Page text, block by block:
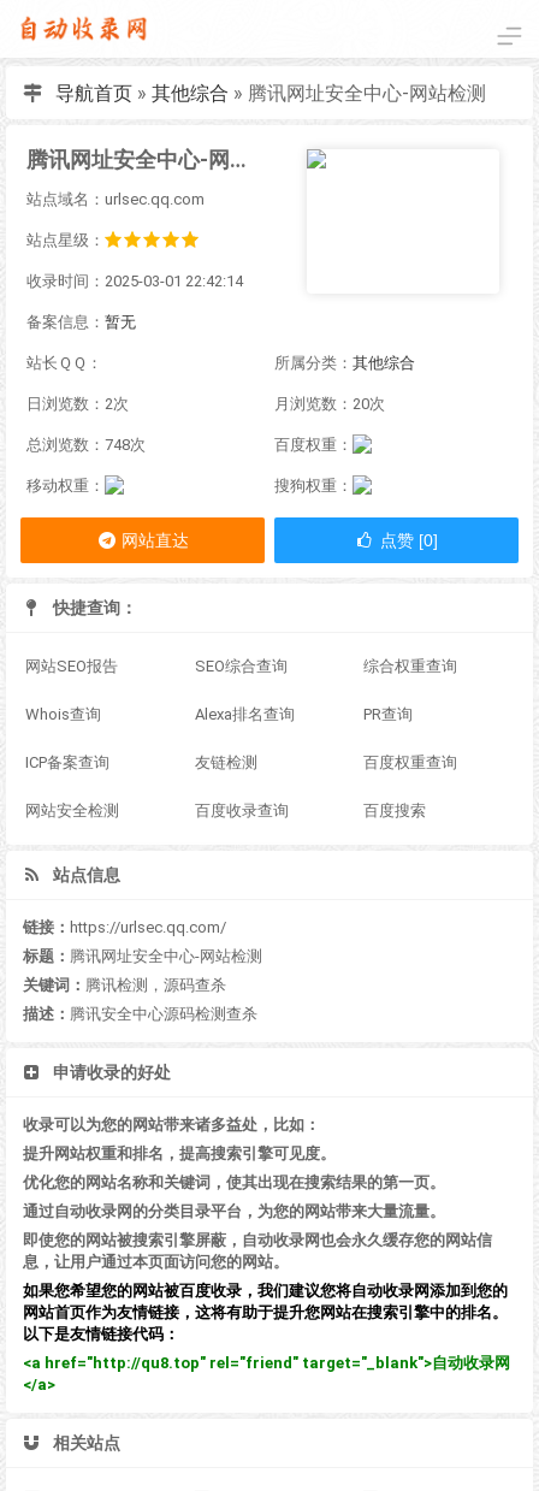
导航首页» 其他综合 » 腾讯网址安全中心-网站检测
腾讯网址安全中心-网站检测
站点域名：urlsec.qq.com
站点星级：
收录时间：2025-03-01 22:42:14
备案信息： 暂无
站长ＱＱ： 所属分类： 其他综合
日浏览数：2次 月浏览数：20次
总浏览数：748次 百度权重：
移动权重： 搜狗权重：
网站直达 点赞 [0]
快捷查询：
网站SEO报告 SEO综合查询 综合权重查询
Whois查询 Alexa排名查询 PR查询
ICP备案查询 友链检测 百度权重查询
网站安全检测 百度收录查询 百度搜索
站点信息
链接： https://urlsec.qq.com/
标题： 腾讯网址安全中心-网站检测
关键词： 腾讯检测，源码查杀
描述： 腾讯安全中心源码检测查杀
申请收录的好处
收录可以为您的网站带来诸多益处，比如：
提升网站权重和排名，提高搜索引擎可见度。
优化您的网站名称和关键词，使其出现在搜索结果的第一页。
通过自动收录网的分类目录平台，为您的网站带来大量流量。
即使您的网站被搜索引擎屏蔽，自动收录网也会永久缓存您的网站信
息，让用户通过本页面访问您的网站。
如果您希望您的网站被百度收录，我们建议您将自动收录网添加到您的
网站首页作为友情链接，这将有助于提升您网站在搜索引擎中的排名。
以下是友情链接代码：
<a href="http://qu8.top" rel="friend" target="_blank">自动收录网
</a>
相关站点